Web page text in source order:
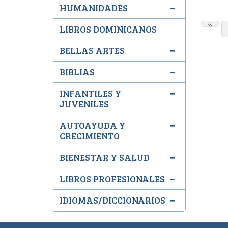
HUMANIDADES
LIBROS DOMINICANOS
BELLAS ARTES
BIBLIAS
INFANTILES Y
JUVENILES
AUTOAYUDA Y
CRECIMIENTO
BIENESTAR Y SALUD
LIBROS PROFESIONALES
IDIOMAS/DICCIONARIOS